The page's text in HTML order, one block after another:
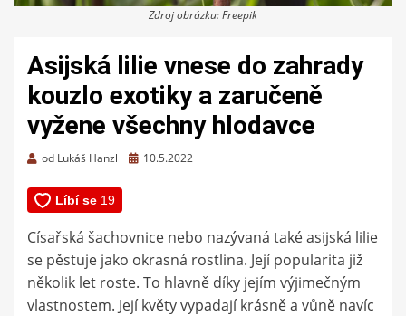
Zdroj obrázku: Freepik
Asijská lilie vnese do zahrady
kouzlo exotiky a zaručeně
vyžene všechny hlodavce
od Lukáš Hanzl
Zveřejněno
10.5.2022
Císařská šachovnice nebo nazývaná také asijská lilie
se pěstuje jako okrasná rostlina. Její popularita již
několik let roste. To hlavně díky jejím výjimečným
vlastnostem. Její květy vypadají krásně a vůně navíc